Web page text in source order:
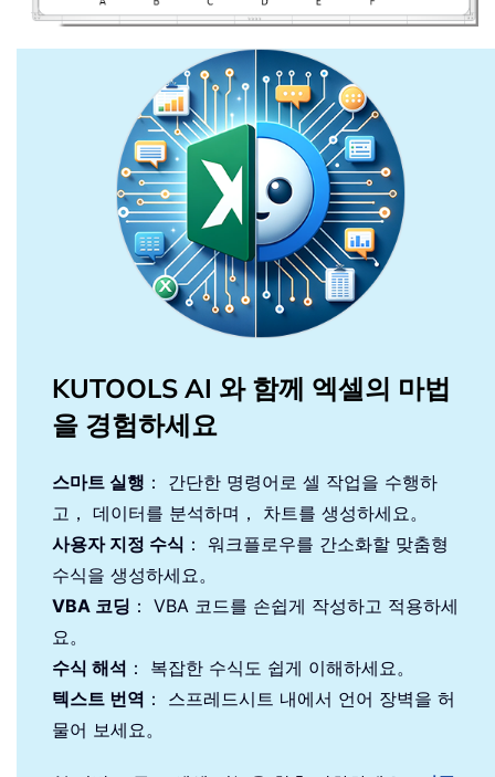
KUTOOLS AI 와 함께 엑셀의 마법
을 경험하세요
스마트 실행 ： 간단한 명령어로 셀 작업을 수행하
고， 데이터를 분석하며， 차트를 생성하세요。
사용자 지정 수식 ： 워크플로우를 간소화할 맞춤형
수식을 생성하세요。
VBA 코딩 ： VBA 코드를 손쉽게 작성하고 적용하세
요。
수식 해석 ： 복잡한 수식도 쉽게 이해하세요。
텍스트 번역 ： 스프레드시트 내에서 언어 장벽을 허
물어 보세요。